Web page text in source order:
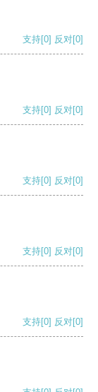
支持[0] 反对[0]
支持[0] 反对[0]
支持[0] 反对[0]
支持[0] 反对[0]
支持[0] 反对[0]